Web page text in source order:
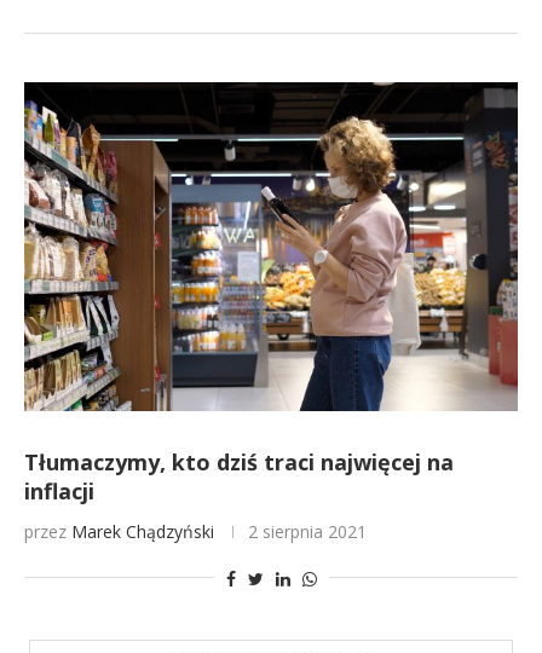
Tłumaczymy, kto dziś traci najwięcej na
inflacji
przez Marek Chądzyński 2 sierpnia 2021